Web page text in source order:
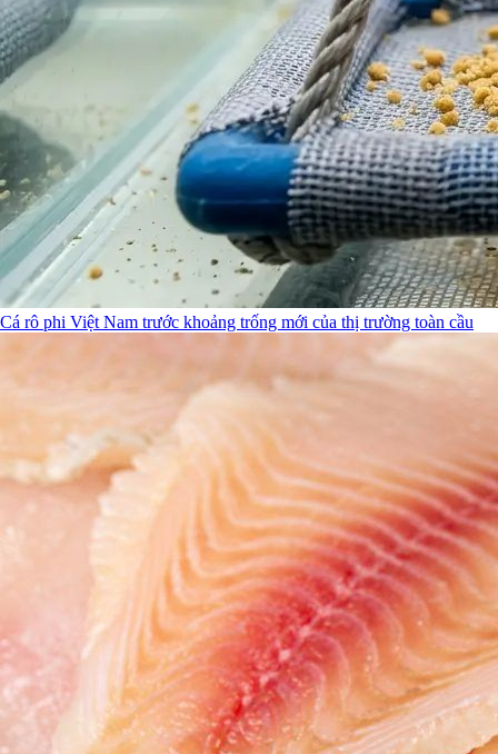
Cá rô phi Việt Nam trước khoảng trống mới của thị trường toàn cầu